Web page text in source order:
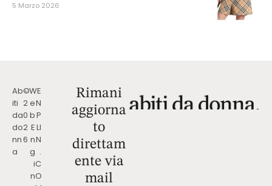
5 Marzo 2026
Ab
iti
da
do
nn
a
©
2
0
2
6
W
e
b
E
n
g
i
n
E
N
P
LI
N
.
C
O
Rimani
aggiorna
to
direttam
ente via
mail